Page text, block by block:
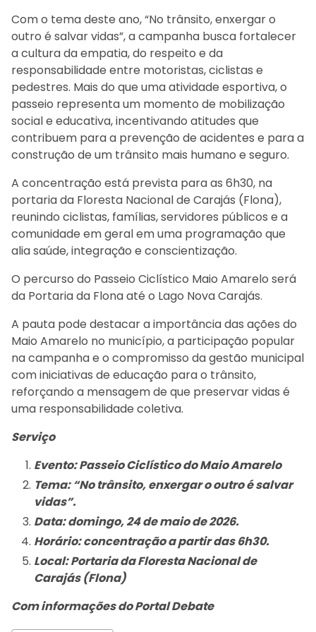
Com o tema deste ano, “No trânsito, enxergar o
outro é salvar vidas”, a campanha busca fortalecer
a cultura da empatia, do respeito e da
responsabilidade entre motoristas, ciclistas e
pedestres. Mais do que uma atividade esportiva, o
passeio representa um momento de mobilização
social e educativa, incentivando atitudes que
contribuem para a prevenção de acidentes e para a
construção de um trânsito mais humano e seguro.
A concentração está prevista para as 6h30, na
portaria da Floresta Nacional de Carajás (Flona),
reunindo ciclistas, famílias, servidores públicos e a
comunidade em geral em uma programação que
alia saúde, integração e conscientização.
O percurso do Passeio Ciclístico Maio Amarelo será
da Portaria da Flona até o Lago Nova Carajás.
A pauta pode destacar a importância das ações do
Maio Amarelo no município, a participação popular
na campanha e o compromisso da gestão municipal
com iniciativas de educação para o trânsito,
reforçando a mensagem de que preservar vidas é
uma responsabilidade coletiva.
Serviço
Evento: Passeio Ciclístico do Maio Amarelo
Tema: “No trânsito, enxergar o outro é salvar
vidas”.
Data: domingo, 24 de maio de 2026.
Horário: concentração a partir das 6h30.
Local: Portaria da Floresta Nacional de
Carajás (Flona)
Com informações do Portal Debate